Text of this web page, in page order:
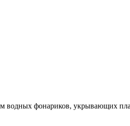
водных фонариков, укрывающих